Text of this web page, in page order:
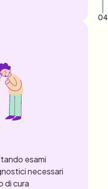
esami
necessari
di cura
04